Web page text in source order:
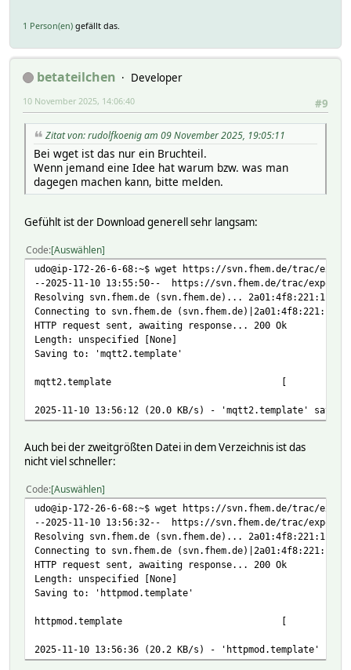
1 Person(en) gefällt das.
betateilchen
Developer
#9
10 November 2025, 14:06:40
Zitat von: rudolfkoenig am 09 November 2025, 19:05:11
Bei wget ist das nur ein Bruchteil.
Wenn jemand eine Idee hat warum bzw. was man
dagegen machen kann, bitte melden.
Gefühlt ist der Download generell sehr langsam:
Code Auswählen
udo@ip-172-26-6-68:~$ wget https://svn.fhem.de/trac/
--2025-11-10 13:55:50-- https://svn.fhem.de/trac/export/
Resolving svn.fhem.de (svn.fhem.de)...
Connecting to svn.fhem.de
HTTP request sent, awaiting response... 200 Ok
Length: unspecified [None]
Saving to: 'mqtt2.template'
mqtt2.template [
2025-11-10 13:56:12 (20.0 KB/s) - 'mqtt2.template' saved
Auch bei der zweitgrößten Datei in dem Verzeichnis ist das
nicht viel schneller:
Code Auswählen
udo@ip-172-26-6-68:~$ wget https://svn.fhem.de/trac/
--2025-11-10 13:56:32-- https://svn.fhem.de/trac/export/
Resolving svn.fhem.de (svn.fhem.de)...
Connecting to svn.fhem.de
HTTP request sent, awaiting response... 200 Ok
Length: unspecified [None]
Saving to: 'httpmod.template'
2025-11-10 13:56:36 (20.2 KB/s) - 'httpmod.template'